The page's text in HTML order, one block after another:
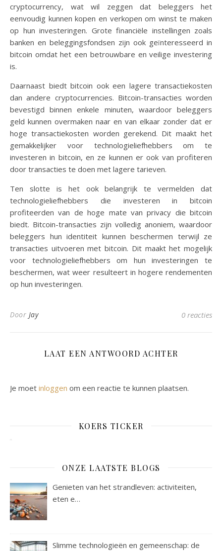
cryptocurrency, wat wil zeggen dat beleggers het
eenvoudig kunnen kopen en verkopen om winst te maken
op hun investeringen. Grote financiële instellingen zoals
banken en beleggingsfondsen zijn ook geïnteresseerd in
bitcoin omdat het een betrouwbare en veilige investering
is.
Daarnaast biedt bitcoin ook een lagere transactiekosten
dan andere cryptocurrencies. Bitcoin-transacties worden
bevestigd binnen enkele minuten, waardoor beleggers
geld kunnen overmaken naar en van elkaar zonder dat er
hoge transactiekosten worden gerekend. Dit maakt het
gemakkelijker voor technologieliefhebbers om te
investeren in bitcoin, en ze kunnen er ook van profiteren
door transacties te doen met lagere tarieven.
Ten slotte is het ook belangrijk te vermelden dat
technologieliefhebbers die investeren in bitcoin
profiteerden van de hoge mate van privacy die bitcoin
biedt. Bitcoin-transacties zijn volledig anoniem, waardoor
beleggers hun identiteit kunnen beschermen terwijl ze
transacties uitvoeren met bitcoin. Dit maakt het mogelijk
voor technologieliefhebbers om hun investeringen te
beschermen, wat weer resulteert in hogere rendementen
op hun investeringen.
Door Jay 0 reacties
LAAT EEN ANTWOORD ACHTER
Je moet inloggen om een reactie te kunnen plaatsen.
KOERS TICKER
ONZE LAATSTE BLOGS
Genieten van het strandleven: activiteiten,
eten e…
Slimme technologieën en gemeenschap: de